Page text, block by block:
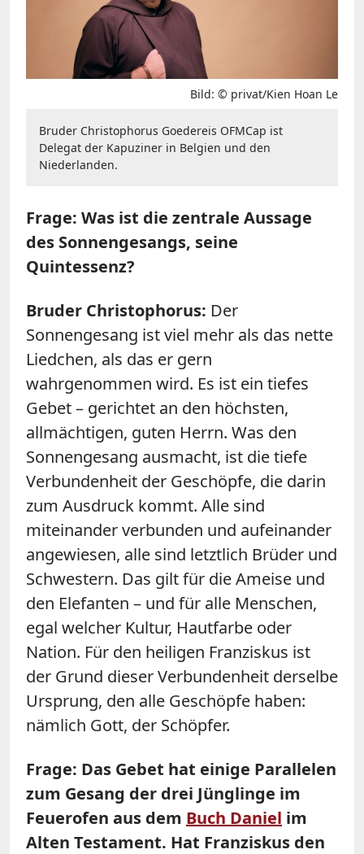
Bild: © privat/Kien Hoan Le
Bruder Christophorus Goedereis OFMCap ist
Delegat der Kapuziner in Belgien und den
Niederlanden.
Frage: Was ist die zentrale Aussage
des Sonnengesangs, seine
Quintessenz?
Bruder Christophorus: Der
Sonnengesang ist viel mehr als das nette
Liedchen, als das er gern
wahrgenommen wird. Es ist ein tiefes
Gebet – gerichtet an den höchsten,
allmächtigen, guten Herrn. Was den
Sonnengesang ausmacht, ist die tiefe
Verbundenheit der Geschöpfe, die darin
zum Ausdruck kommt. Alle sind
miteinander verbunden und aufeinander
angewiesen, alle sind letztlich Brüder und
Schwestern. Das gilt für die Ameise und
den Elefanten – und für alle Menschen,
egal welcher Kultur, Hautfarbe oder
Nation. Für den heiligen Franziskus ist
der Grund dieser Verbundenheit derselbe
Ursprung, den alle Geschöpfe haben:
nämlich Gott, der Schöpfer.
Frage: Das Gebet hat einige Parallelen
zum Gesang der drei Jünglinge im
Feuerofen aus dem Buch Daniel im
Alten Testament. Hat Franziskus den